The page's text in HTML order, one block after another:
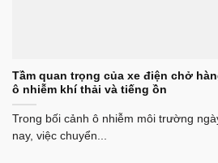
Tầm quan trọng của xe điện chở
ô nhiễm khí thải và tiếng ồn
Trong bối cảnh ô nhiễm môi trường
nay, việc chuyển...